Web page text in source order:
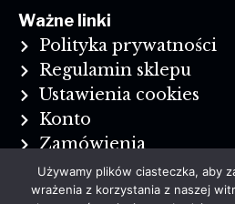
Ważne linki
Polityka prywatności
Regulamin sklepu
Ustawienia cookies
Konto
Zamówienia
Reklamacje i zwroty
Używamy plików ciasteczka, aby
wrażenia z korzystania z naszej